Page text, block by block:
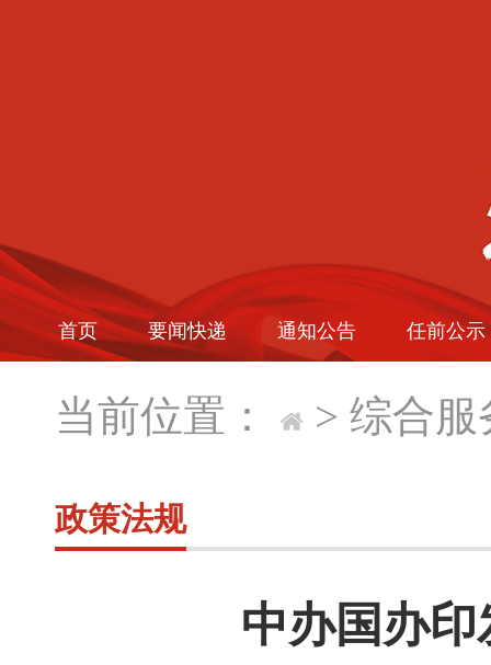
首页 要闻快递 通知公告 任前公示
当前位置： > 综合服
政策法规
中办国办